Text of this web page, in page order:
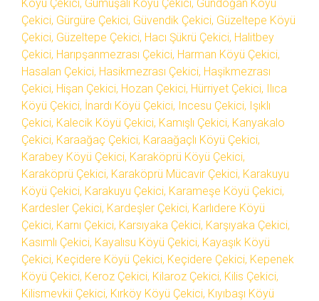
Köyü Çekici, Gümüşali Köyü Çekici, Gündoğan Köyü
Çekici, Gürgüre Çekici, Güvendik Çekici, Güzeltepe Köyü
Çekici, Güzeltepe Çekici, Hacı Şükrü Çekici, Halitbey
Çekici, Harıpşanmezrası Çekici, Harman Köyü Çekici,
Hasalan Çekici, Hasikmezrası Çekici, Haşikmezrası
Çekici, Hişan Çekici, Hozan Çekici, Hürriyet Çekici, Ilıca
Köyü Çekici, İnardı Köyü Çekici, Incesu Çekici, Işıklı
Çekici, Kalecik Köyü Çekici, Kamışlı Çekici, Kanyakalo
Çekici, Karaağaç Çekici, Karaağaçlı Köyü Çekici,
Karabey Köyü Çekici, Karaköprü Köyü Çekici,
Karaköprü Çekici, Karaköprü Mücavir Çekici, Karakuyu
Köyü Çekici, Karakuyu Çekici, Karameşe Köyü Çekici,
Kardesler Çekici, Kardeşler Çekici, Karlıdere Köyü
Çekici, Karnı Çekici, Karsıyaka Çekici, Karşıyaka Çekici,
Kasımlı Çekici, Kayalısu Köyü Çekici, Kayaşık Köyü
Çekici, Keçidere Köyü Çekici, Keçidere Çekici, Kepenek
Köyü Çekici, Keroz Çekici, Kilaroz Çekici, Kilis Çekici,
Kilismevkii Çekici, Kırköy Köyü Çekici, Kıyıbaşı Köyü